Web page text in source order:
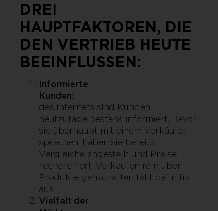
DREI
HAUPTFAKTOREN, DIE
DEN VERTRIEB HEUTE
BEEINFLUSSEN:
Informierte
Kunden:
des Internets sind Kunden
heutzutage bestens informiert. Bevor
sie überhaupt mit einem Verkäufer
sprechen, haben sie bereits
Vergleiche angestellt und Preise
recherchiert. Verkaufen rein über
Produkteigenschaften fällt definitiv
aus.
Vielfalt der